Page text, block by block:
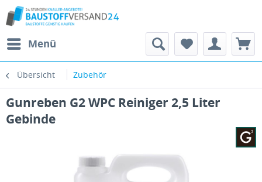
Menü
Übersicht Zubehör
Gunreben G2 WPC Reiniger 2,5 Liter
Gebinde